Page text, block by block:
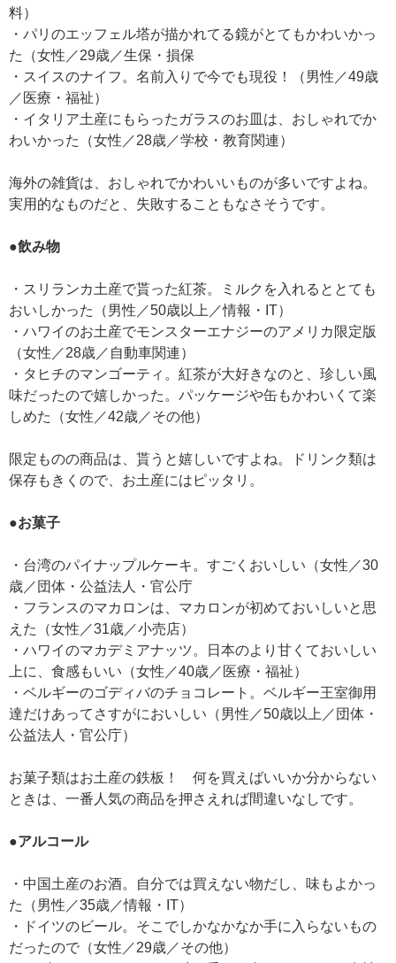
料）
・パリのエッフェル塔が描かれてる鏡がとてもかわいかっ
た（女性／29歳／生保・損保
・スイスのナイフ。名前入りで今でも現役！（男性／49歳
／医療・福祉）
・イタリア土産にもらったガラスのお皿は、おしゃれでか
わいかった（女性／28歳／学校・教育関連）
海外の雑貨は、おしゃれでかわいいものが多いですよね。
実用的なものだと、失敗することもなさそうです。
●飲み物
・スリランカ土産で貰った紅茶。ミルクを入れるととても
おいしかった（男性／50歳以上／情報・IT）
・ハワイのお土産でモンスターエナジーのアメリカ限定版
（女性／28歳／自動車関連）
・タヒチのマンゴーティ。紅茶が大好きなのと、珍しい風
味だったので嬉しかった。パッケージや缶もかわいくて楽
しめた（女性／42歳／その他）
限定ものの商品は、貰うと嬉しいですよね。ドリンク類は
保存もきくので、お土産にはピッタリ。
●お菓子
・台湾のパイナップルケーキ。すごくおいしい（女性／30
歳／団体・公益法人・官公庁
・フランスのマカロンは、マカロンが初めておいしいと思
えた（女性／31歳／小売店）
・ハワイのマカデミアナッツ。日本のより甘くておいしい
上に、食感もいい（女性／40歳／医療・福祉）
・ベルギーのゴディバのチョコレート。ベルギー王室御用
達だけあってさすがにおいしい（男性／50歳以上／団体・
公益法人・官公庁）
お菓子類はお土産の鉄板！ 何を買えばいいか分からない
ときは、一番人気の商品を押さえれば間違いなしです。
●アルコール
・中国土産のお酒。自分では買えない物だし、味もよかっ
た（男性／35歳／情報・IT）
・ドイツのビール。そこでしかなかなか手に入らないもの
だったので（女性／29歳／その他）